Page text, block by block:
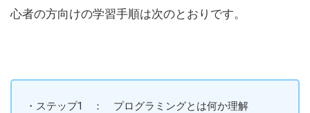
心者の方向けの学習手順は次のとおりです。
・ステップ1 ： プログラミングとは何か理解